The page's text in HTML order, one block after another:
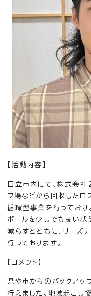
【活動内容】
日立市内にて、株式会
フ場などから回収したロ
循環型事業を行っており
ボールを少しでも良い状
減らすとともに、リーズ
行っております。
【コメント】
県や市からのバックアッ
行えました。地域起こし